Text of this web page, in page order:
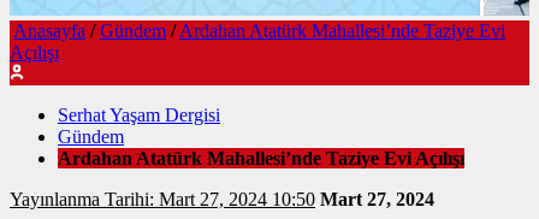
Anasayfa / Gündem / Ardahan Atatürk Mahallesi’nde Taziye Evi
Açılışı
Serhat Yaşam Dergisi
Gündem
Ardahan Atatürk Mahallesi’nde Taziye Evi Açılışı
Yayınlanma Tarihi: Mart 27, 2024 10:50 Mart 27, 2024